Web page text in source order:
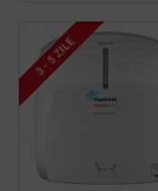
3 - 5 ZILE